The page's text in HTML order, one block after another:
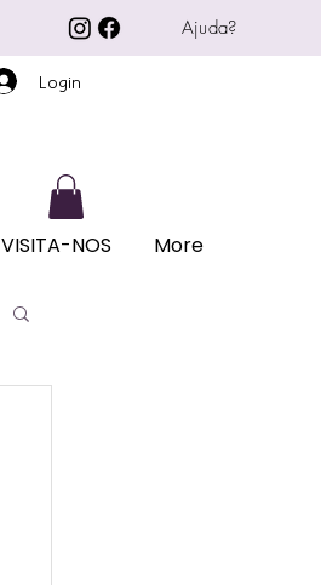
Ajuda?
Login
VISITA-NOS More